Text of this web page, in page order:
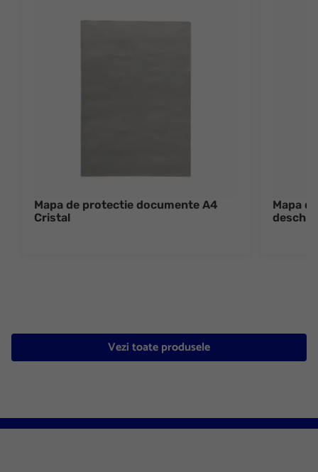
Mapa de protectie documente A4
Cristal
Mapa
Vezi toate produsele